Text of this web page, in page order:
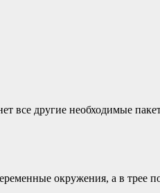
все другие необходимые
окружения, а в трее